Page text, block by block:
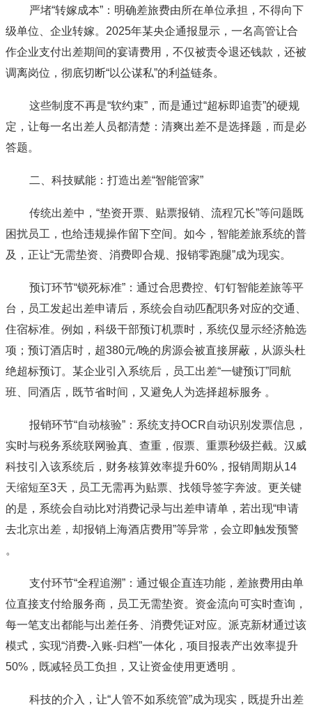
严堵“转嫁成本”：明确差旅费由所在单位承担，不得向下
级单位、企业转嫁。2025年某央企通报显示，一名高管让合
作企业支付出差期间的宴请费用，不仅被责令退还钱款，还被
调离岗位，彻底切断“以公谋私”的利益链条。
这些制度不再是“软约束”，而是通过“超标即追责”的硬规
定，让每一名出差人员都清楚：清爽出差不是选择题，而是必
答题。
二、科技赋能：打造出差“智能管家”
传统出差中，“垫资开票、贴票报销、流程冗长”等问题既
困扰员工，也给违规操作留下空间。如今，智能差旅系统的普
及，正让“无需垫资、消费即合规、报销零跑腿”成为现实。
预订环节“锁死标准”：通过合思费控、钉钉智能差旅等平
台，员工发起出差申请后，系统会自动匹配职务对应的交通、
住宿标准。例如，科级干部预订机票时，系统仅显示经济舱选
项；预订酒店时，超380元/晚的房源会被直接屏蔽，从源头杜
绝超标预订。某企业引入系统后，员工出差“一键预订”同航
班、同酒店，既节省时间，又避免人为选择超标服务 。
报销环节“自动核验”：系统支持OCR自动识别发票信息，
实时与税务系统联网验真、查重，假票、重票秒级拦截。汉威
科技引入该系统后，财务核算效率提升60%，报销周期从14
天缩短至3天，员工无需再为贴票、找领导签字奔波。更关键
的是，系统会自动比对消费记录与出差申请单，若出现“申请
去北京出差，却报销上海酒店费用”等异常，会立即触发预警
。
支付环节“全程追溯”：通过银企直连功能，差旅费用由单
位直接支付给服务商，员工无需垫资。资金流向可实时查询，
每一笔支出都能与出差任务、消费凭证对应。派克新材通过该
模式，实现“消费-入账-归档”一体化，项目报表产出效率提升
50%，既减轻员工负担，又让资金使用更透明 。
科技的介入，让“人管不如系统管”成为现实，既提升出差